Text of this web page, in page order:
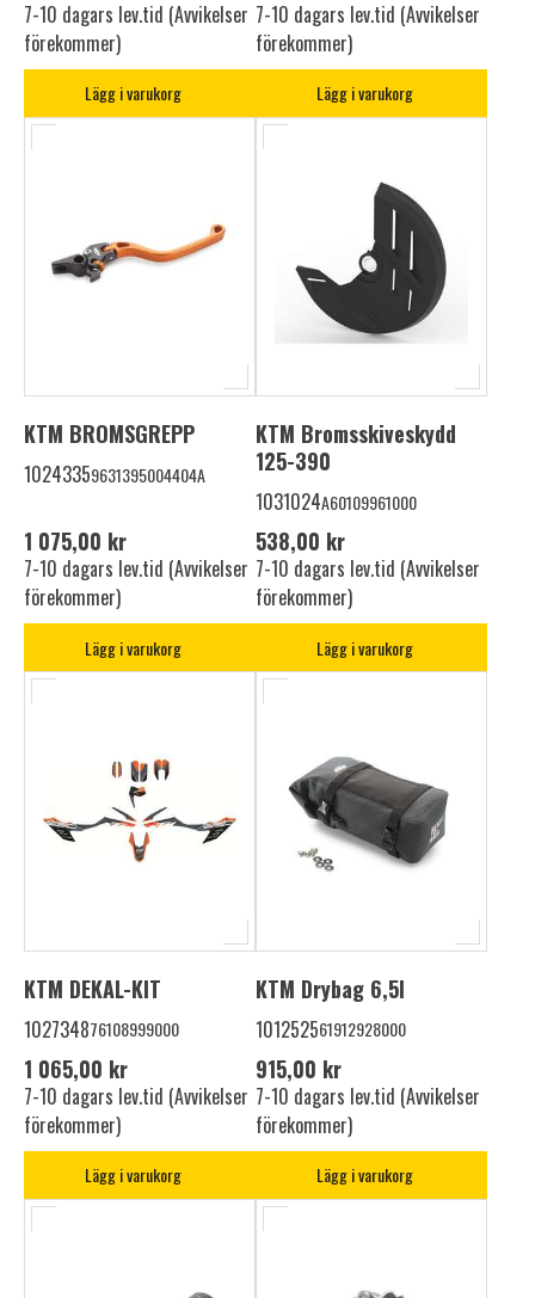
7-10 dagars lev.tid (Avvikelser
förekommer)
Lägg i varukorg
7-10 dagars lev.tid (Avvikelser
förekommer)
Lägg i varukorg
KTM BROMSGREPP
10243359631395004404A
1 075,00 kr
7-10 dagars lev.tid (Avvikelser
förekommer)
Lägg i varukorg
KTM Bromsskiveskydd
125-390
1031024A60109961000
538,00 kr
7-10 dagars lev.tid (Avvikelser
förekommer)
Lägg i varukorg
KTM DEKAL-KIT
102734876108999000
1 065,00 kr
7-10 dagars lev.tid (Avvikelser
förekommer)
Lägg i varukorg
KTM Drybag 6,5l
101252561912928000
915,00 kr
7-10 dagars lev.tid (Avvikelser
förekommer)
Lägg i varukorg